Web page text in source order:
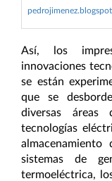
Así, los
innovaciones
se están
que se
diversas áreas
tecnologías
sistemas de
termoeléctrica,